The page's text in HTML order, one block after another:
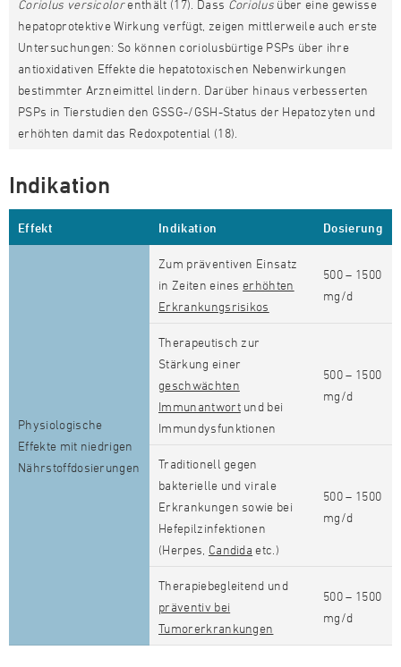
Coriolus versicolorenthält (17). Dass Coriolus über eine gewisse
hepatoprotektive Wirkung verfügt, zeigen mittlerweile auch erste
Untersuchungen: So können coriolusbürtige PSPs über ihre
antioxidativen Effekte die hepatotoxischen Nebenwirkungen
bestimmter Arzneimittel lindern. Darüber hinaus verbesserten
PSPs in Tierstudien den GSSG-/GSH-Status der Hepatozyten und
erhöhten damit das Redoxpotential (18).
Indikation
Effekt Indikation Dosierung
Physiologische
Effekte mit niedrigen
Nährstoffdosierungen
Zum präventiven Einsatz
in Zeiten eineserhöhten
Erkrankungsrisikos
500 – 1500
mg/d
Therapeutisch zur
Stärkung einer
geschwächten
Immunantwortund bei
Immundysfunktionen
500 – 1500
mg/d
Traditionell gegen
bakterielle und virale
Erkrankungen sowie bei
Hefepilzinfektionen
(Herpes, Candida etc.)
500 – 1500
mg/d
Therapiebegleitend und
präventiv bei
Tumorerkrankungen
500 – 1500
mg/d